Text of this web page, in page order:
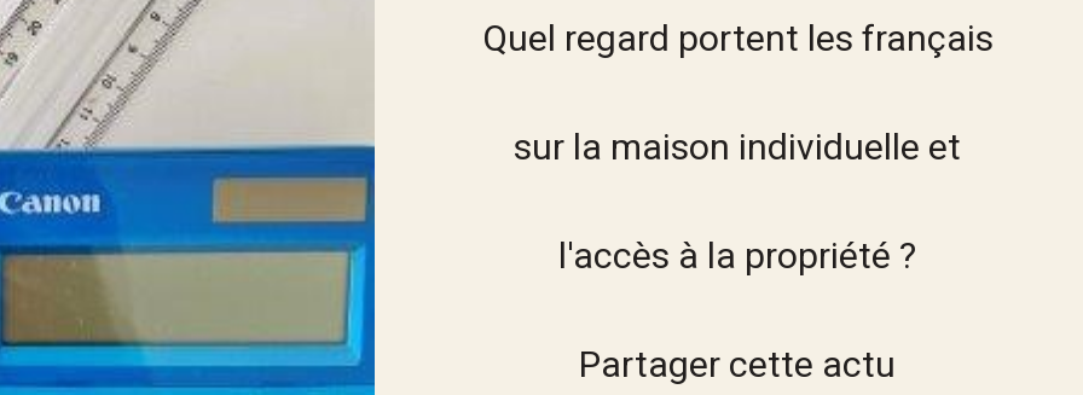
Quel regard portent les français
sur la maison individuelle et
l'accès à la propriété ?
Partager cette actu